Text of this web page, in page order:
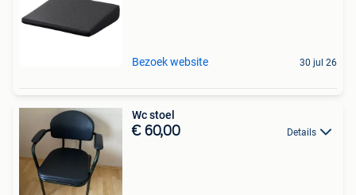
Bezoek website 30 jul 26
Wc stoel
€ 60,00 Details